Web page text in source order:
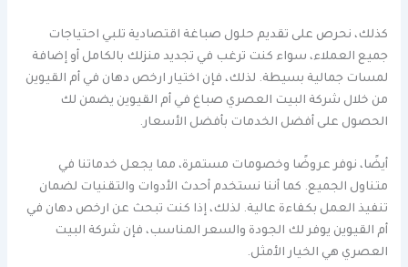
كذلك، نحرص على تقديم حلول صباغة اقتصادية تلبي احتياجات
جميع العملاء، سواء كنت ترغب في تجديد منزلك بالكامل أو إضافة
لمسات جمالية بسيطة. لذلك، فإن اختيار ارخص دهان في أم القيوين
من خلال شركة البيت العصري صباغ في أم القيوين يضمن لك
الحصول على أفضل الخدمات بأفضل الأسعار.
أيضًا، نوفر عروضًا وخصومات مستمرة، مما يجعل خدماتنا في
متناول الجميع. كما أننا نستخدم أحدث الأدوات والتقنيات لضمان
تنفيذ العمل بكفاءة عالية. لذلك، إذا كنت تبحث عن ارخص دهان في
أم القيوين يوفر لك الجودة والسعر المناسب، فإن شركة البيت
العصري هي الخيار الأمثل.